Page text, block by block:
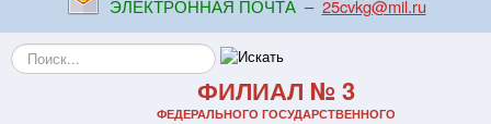
Контакты
Видео
ЭЛЕКТРОННАЯ ПОЧТА – 25cvkg@mil.ru
Искать...
ФИЛИАЛ № 3
ФЕДЕРАЛЬНОГО ГОСУДАРСТВЕННОГО